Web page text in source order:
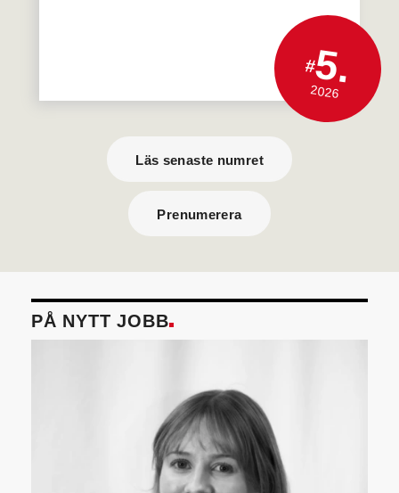
#5.
2026
Läs senaste numret
Prenumerera
PÅ NYTT JOBB